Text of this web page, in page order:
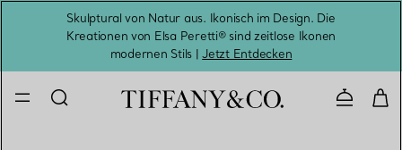
Skulptural von Natur aus. Ikonisch im Design. Die
Kreationen von Elsa Peretti® sind zeitlose Ikonen
modernen Stils |Jetzt Entdecken